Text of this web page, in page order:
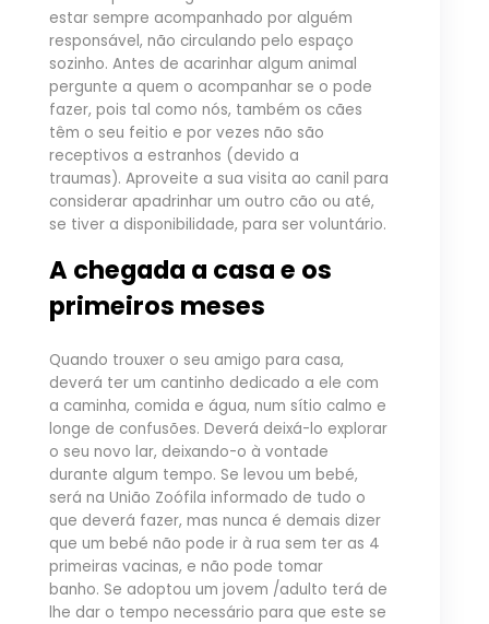
estar sempre acompanhado por alguém
responsável, não circulando pelo espaço
sozinho. Antes de acarinhar algum animal
pergunte a quem o acompanhar se o pode
fazer, pois tal como nós, também os cães
têm o seu feitio e por vezes não são
receptivos a estranhos (devido a
traumas). Aproveite a sua visita ao canil para
considerar apadrinhar um outro cão ou até,
se tiver a disponibilidade, para ser voluntário.
A chegada a casa e os
primeiros meses
Quando trouxer o seu amigo para casa,
deverá ter um cantinho dedicado a ele com
a caminha, comida e água, num sítio calmo e
longe de confusões. Deverá deixá-lo explorar
o seu novo lar, deixando-o à vontade
durante algum tempo. Se levou um bebé,
será na União Zoófila informado de tudo o
que deverá fazer, mas nunca é demais dizer
que um bebé não pode ir à rua sem ter as 4
primeiras vacinas, e não pode tomar
banho. Se adoptou um jovem /adulto terá de
lhe dar o tempo necessário para que este se